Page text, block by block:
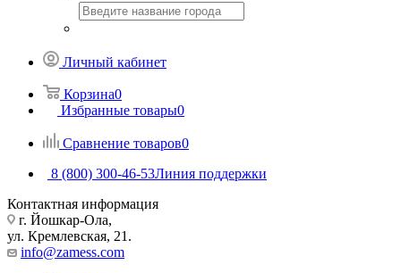
Личный кабинет
Корзина0
Избранные товары0
Сравнение товаров0
8 (800) 300-46-53Линия поддержки
Контактная информация
г. Йошкар-Ола,
ул. Кремлевская, 21.
info@zamess.com